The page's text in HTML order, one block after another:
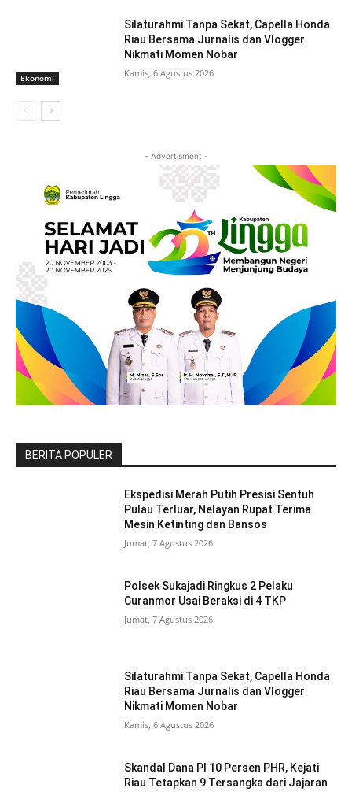
Ekonomi
Silaturahmi Tanpa Sekat, Capella Honda
Riau Bersama Jurnalis dan Vlogger
Nikmati Momen Nobar
Kamis, 6 Agustus 2026
- Advertisment -
BERITA POPULER
Ekspedisi Merah Putih Presisi Sentuh
Pulau Terluar, Nelayan Rupat Terima
Mesin Ketinting dan Bansos
Jumat, 7 Agustus 2026
Polsek Sukajadi Ringkus 2 Pelaku
Curanmor Usai Beraksi di 4 TKP
Jumat, 7 Agustus 2026
Silaturahmi Tanpa Sekat, Capella Honda
Riau Bersama Jurnalis dan Vlogger
Nikmati Momen Nobar
Kamis, 6 Agustus 2026
Skandal Dana PI 10 Persen PHR, Kejati
Riau Tetapkan 9 Tersangka dari Jajaran